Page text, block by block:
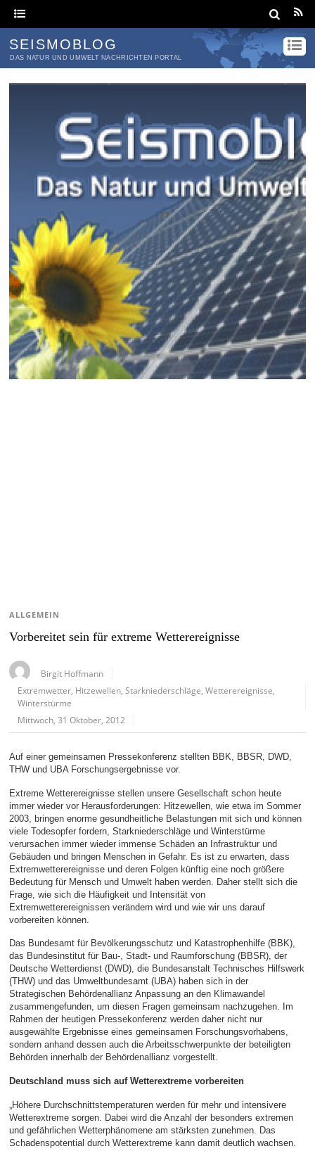
SEISMOBLOG
DAS NATUR UND UMWELT NACHRICHTEN PORTAL
ALLGEMEIN
Vorbereitet sein für extreme Wetterereignisse
Birgit Hoffmann
Extremwetter Hitzewellen ,Starkniederschläge ,Wetterereignisse
Winterstürme
Mittwoch, 31 Oktober, 2012
Auf einer gemeinsamen Pressekonferenz stellten BBK, BBSR, DWD,
THW und UBA Forschungsergebnisse vor.
Extreme Wetterereignisse stellen unsere Gesellschaft schon heute
immer wieder vor Herausforderungen: Hitzewellen, wie etwa im Sommer
2003, bringen enorme gesundheitliche Belastungen mit sich und können
viele Todesopfer fordern, Starkniederschläge und Winterstürme
verursachen immer wieder immense Schäden an Infrastruktur und
Gebäuden und bringen Menschen in Gefahr. Es ist zu erwarten, dass
Extremwetterereignisse und deren Folgen künftig eine noch größere
Bedeutung für Mensch und Umwelt haben werden. Daher stellt sich die
Frage, wie sich die Häufigkeit und Intensität von
Extremwetterereignissen verändern wird und wie wir uns darauf
vorbereiten können.
Das Bundesamt für Bevölkerungsschutz und Katastrophenhilfe (BBK),
das Bundesinstitut für Bau-, Stadt- und Raumforschung (BBSR), der
Deutsche Wetterdienst (DWD), die Bundesanstalt Technisches Hilfswerk
(THW) und das Umweltbundesamt (UBA) haben sich in der
Strategischen Behördenallianz Anpassung an den Klimawandel
zusammengefunden, um diesen Fragen gemeinsam nachzugehen. Im
Rahmen der heutigen Pressekonferenz werden daher nicht nur
ausgewählte Ergebnisse eines gemeinsamen Forschungsvorhabens,
sondern anhand dessen auch die Arbeitsschwerpunkte der beteiligten
Behörden innerhalb der Behördenallianz vorgestellt.
Deutschland muss sich auf Wetterextreme vorbereiten
„Höhere Durchschnittstemperaturen werden für mehr und intensivere
Wetterextreme sorgen. Dabei wird die Anzahl der besonders extremen
und gefährlichen Wetterphänomene am stärksten zunehmen. Das
Schadenspotential durch Wetterextreme kann damit deutlich wachsen.